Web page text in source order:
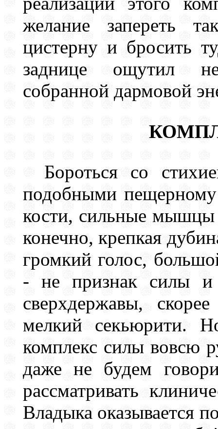
желание запереть
цистерну и бросить
заднице ощутил
собранной дармовой
Бороться со
подобными пещерному
кости, сильные
конечно, крепкая
громкий голос,
- не признак силы и
сверхдержавы,
мелкий секьюрити.
комплекс силы вовсю
даже не будем
рассматривать
Владыка оказывается